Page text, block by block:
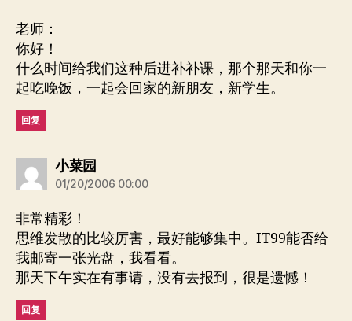
老师：
你好！
什么时间给我们这种后进补补课，那个那天和你一
起吃晚饭，一起会回家的新朋友，新学生。
回复
小菜园说：
01/20/2006 00:00
非常精彩！
思维发散的比较厉害，最好能够集中。IT99能否给
我邮寄一张光盘，我看看。
那天下午实在有事请，没有去报到，很是遗憾！
回复